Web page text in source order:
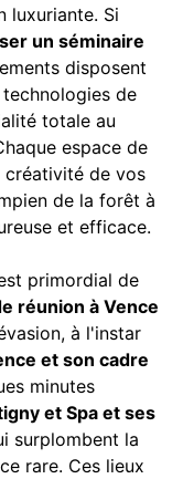
luxuriante. Si
un séminaire
disposent
de
totale au
espace de
créativité de vos
de la forêt à
et efficace.
primordial de
réunion à Vence
à l'instar
et son cadre
minutes
et Spa et ses
surplombent la
rare. Ces lieux